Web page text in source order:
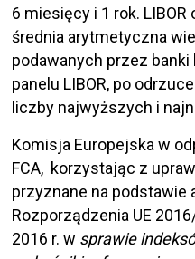
6 miesięcy i 1 rok.
średnia arytmetyczna
podawanych przez
panelu LIBOR, po
liczby najwyższych i
Komisja Europejska w
FCA, korzystając z
przyznane na podstawie
Rozporządzenia UE
2016 r. w sprawie